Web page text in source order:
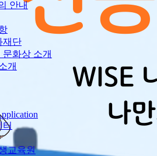
안내
재단
문화상 소개
개
교육원